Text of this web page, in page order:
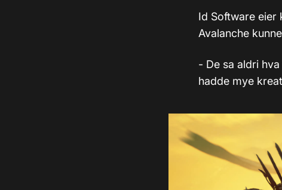
Id Software eier
Avalanche
- De sa aldri
hadde mye